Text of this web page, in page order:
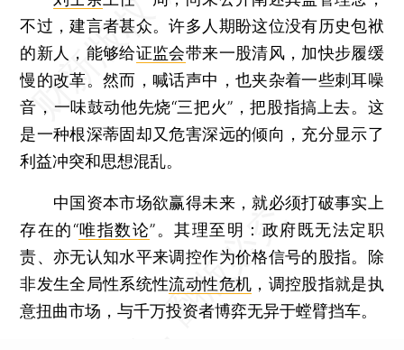
不过，建言者甚众。许多人期盼这位没有历史包袱
的新人，能够给证监会带来一股清风，加快步履缓
慢的改革。然而，喊话声中，也夹杂着一些刺耳噪
音，一味鼓动他先烧“三把火”，把股指搞上去。这
是一种根深蒂固却又危害深远的倾向，充分显示了
利益冲突和思想混乱。
中国资本市场欲赢得未来，就必须打破事实上
存在的“唯指数论”。其理至明：政府既无法定职
责、亦无认知水平来调控作为价格信号的股指。除
非发生全局性系统性流动性危机 ，调控股指就是执
意扭曲市场，与千万投资者博弈无异于螳臂挡车。